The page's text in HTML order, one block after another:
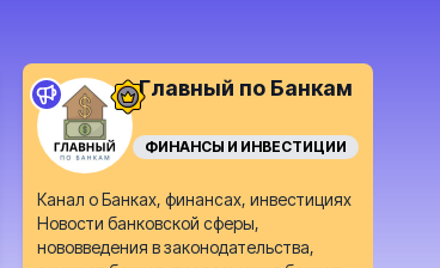
Главный по Банкам
ФИНАНСЫ И ИНВЕСТИЦИИ
Канал о Банках, финансах, инвестициях
Новости банковской сферы,
нововведения в законодательства,